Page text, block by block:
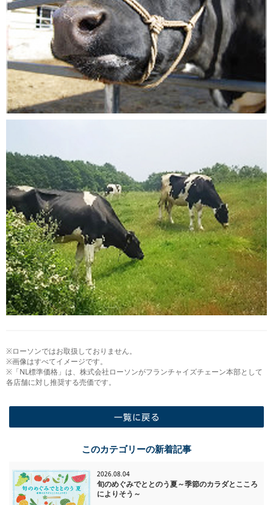
※ローソンではお取扱しておりません。
※画像はすべてイメージです。
※「NL標準価格」は、株式会社ローソンがフランチャイズチェーン本部として
各店舗に対し推奨する売価です。
このカテゴリーの新着記事
2026.08.04
旬のめぐみでととのう夏～季節のカラダとこころ
によりそう～